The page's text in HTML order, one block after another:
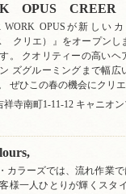
OPUS CREER
OPUSが新しい
クリエ）』をオープンし
。 クオリティーの高い
ズグルーミングまで幅
ぜひこの春の機会にクリ
祥寺南町1-11-12 キャニオ
カラーズでは、流れ作業
様一人ひとりが輝くスタ